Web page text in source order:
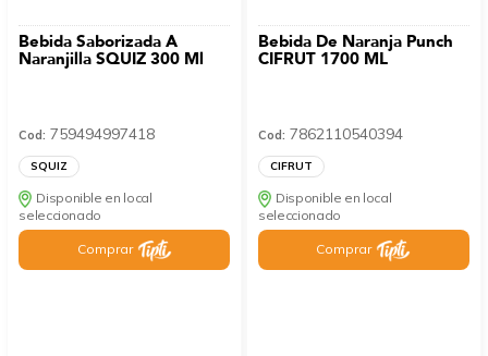
Bebida Saborizada A
Naranjilla SQUIZ 300 Ml
Cod: 759494997418
SQUIZ
Disponible en local
seleccionado
Comprar
Bebida De Naranja Punch
CIFRUT 1700 ML
Cod: 7862110540394
CIFRUT
Disponible en local
seleccionado
Comprar